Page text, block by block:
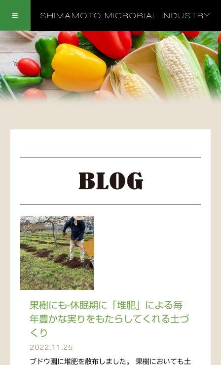
果樹にも-休眠期に「堆肥」による毎
年豊かな実りをもたらしてくれる土づ
くり
2022.11.25
ブドウ園に堆肥を散布しました。 果樹においても土